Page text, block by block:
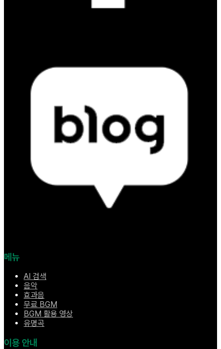
메뉴
AI 검색
음악
효과음
무료 BGM
BGM 활용 영상
유명곡
이용 안내